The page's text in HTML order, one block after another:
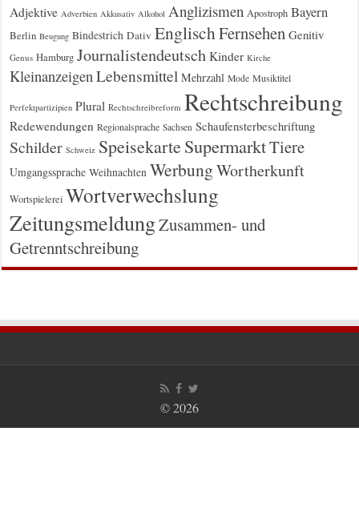
Adjektive Adverbien Akkusativ Alkohol Anglizismen Apostroph Bayern
Berlin Beugung Bindestrich Dativ EnglischFernsehen Genitiv
Genus Hamburg Journalistendeutsch Kinder Kirche
KleinanzeigenLebensmittel Mehrzahl Mode Musiktitel
Perfektpartizipien Plural Rechtschreibreform Rechtschreibung
Redewendungen Regionalsprache Sachsen Schaufensterbeschriftung
Schilder Schweiz Speisekarte SupermarktTiere
Umgangssprache Weihnachten WerbungWortherkunft
Wortspielerei Wortverwechslung
ZeitungsmeldungZusammen- und
Getrenntschreibung
© 2026